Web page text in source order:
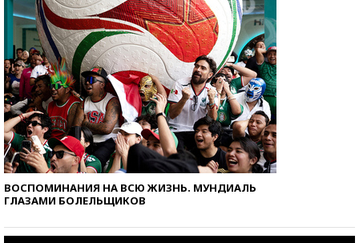
ВОСПОМИНАНИЯ НА ВСЮ ЖИЗНЬ. МУНДИАЛЬ
ГЛАЗАМИ БОЛЕЛЬЩИКОВ